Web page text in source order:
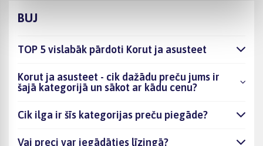
BUJ
TOP 5 vislabāk pārdoti Korut ja asusteet
Korut ja asusteet - cik dažādu preču jums ir
šajā kategorijā un sākot ar kādu cenu?
Cik ilga ir šīs kategorijas preču piegāde?
Vai preci var iegādāties līzingā?